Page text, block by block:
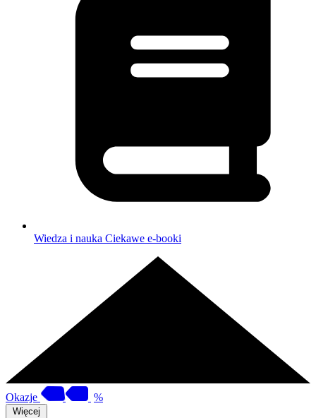
Wiedza i nauka Ciekawe e-booki
Okazje %
Więcej